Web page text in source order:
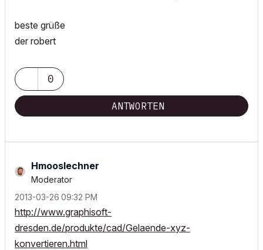
beste grüße
der robert
0
ANTWORTEN
Hmooslechner
Moderator
‎2013-03-26 09:32 PM
http://www.graphisoft-
dresden.de/produkte/cad/Gelaende-xyz-
konvertieren.html